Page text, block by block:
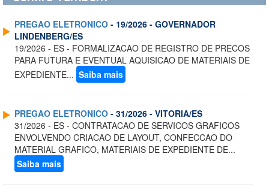
PREGAO ELETRONICO - 19/2026 - GOVERNADOR
LINDENBERG/ES
19/2026 - ES - FORMALIZACAO DE REGISTRO DE PRECOS
PARA FUTURA E EVENTUAL AQUISICAO DE MATERIAIS DE
EXPEDIENTE... Saiba mais
PREGAO ELETRONICO - 31/2026 - VITORIA/ES
31/2026 - ES - CONTRATACAO DE SERVICOS GRAFICOS
ENVOLVENDO CRIACAO DE LAYOUT, CONFECCAO DO
MATERIAL GRAFICO, MATERIAIS DE EXPEDIENTE DE...
Saiba mais